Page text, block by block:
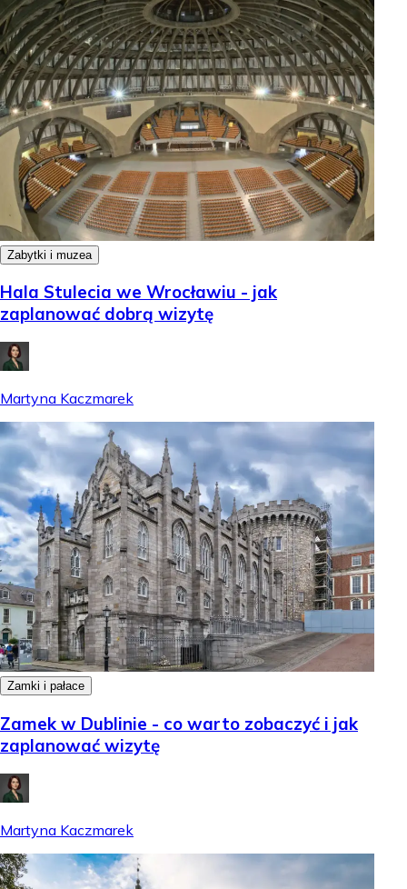
Zabytki i muzea
Hala Stulecia we Wrocławiu - jak
zaplanować dobrą wizytę
Martyna Kaczmarek
Zamki i pałace
Zamek w Dublinie - co warto zobaczyć i jak
zaplanować wizytę
Martyna Kaczmarek